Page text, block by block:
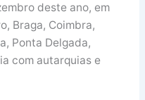
deste ano, em
Braga, Coimbra,
Ponta Delgada,
com autarquias e